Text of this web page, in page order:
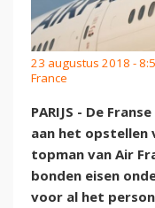
23 augustus 2018 -
France
PARIJS - De
aan het opstellen
topman van Air
bonden eisen
voor al het